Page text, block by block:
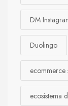
DM
Duolingo
ecommerce
ecosistema